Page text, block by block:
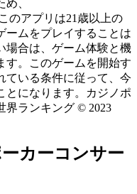
、
のアプリは21歳以上の
ームをプレイすることは
場合は、ゲーム体験と機
す。このゲームを開始す
ている条件に従って、今
とになります。カジノポ
界ランキング © 2023
カーコンサー